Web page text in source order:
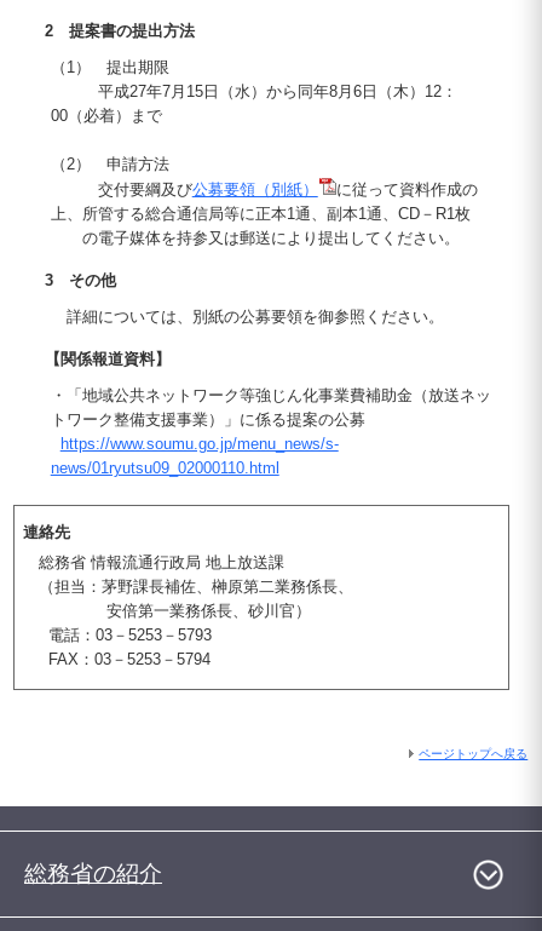
2 提案書の提出方法
（1） 提出期限
平成27年7月15日（水）から同年8月6日（木）12：
00（必着）まで
（2） 申請方法
交付要綱及び公募要領（別紙）
に従って資料作成の
上、所管する総合通信局等に正本1通、副本1通、CD－R1枚
の電子媒体を持参又は郵送により提出してください。
3 その他
詳細については、別紙の公募要領を御参照ください。
【関係報道資料】
・「地域公共ネットワーク等強じん化事業費補助金（放送ネッ
トワーク整備支援事業）」に係る提案の公募
https://www.soumu.go.jp/menu_news/s-
news/01ryutsu09_02000110.html
連絡先
総務省 情報流通行政局 地上放送課
（担当：茅野課長補佐、榊原第二業務係長、
安倍第一業務係長、砂川官）
電話：03－5253－5793
FAX：03－5253－5794
ページトップへ戻る
総務省の紹介